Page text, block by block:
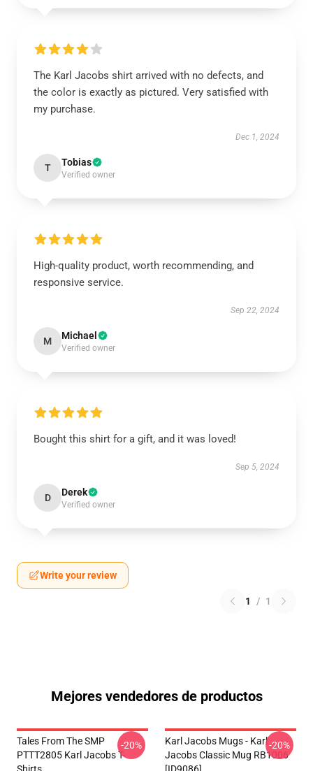
The Karl Jacobs shirt arrived with no defects, and
the color is exactly as pictured. Very satisfied with
my purchase.
Dec 1, 2024
T Tobias
Verified owner
High-quality product, worth recommending, and
responsive service.
Sep 22, 2024
M Michael
Verified owner
Bought this shirt for a gift, and it was loved!
Sep 5, 2024
D Derek
Verified owner
Write your review
1 / 1
Mejores vendedores de productos
Tales From The SMP
PTTT2805 Karl Jacobs T-
-20%
Karl Jacobs Mugs - Karl
Jacobs Classic Mug RB1006
-20%